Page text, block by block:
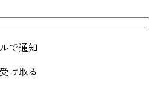
で通知
け取る